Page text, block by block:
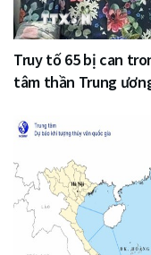
Truy tố 65 bị can
tâm thần Trung